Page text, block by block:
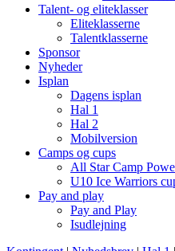
Talent- og eliteklasser
Eliteklasserne
Talentklasserne
Sponsor
Nyheder
Isplan
Dagens isplan
Hal 1
Hal 2
Mobilversion
Camps og cups
All Star Camp
U10 Ice Warriors
Pay and play
Pay and Play
Isudlejning